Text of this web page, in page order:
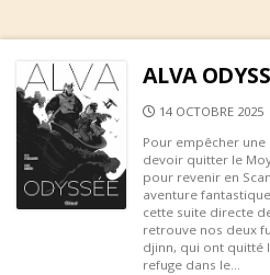
ALVA
PUBLISHED
14 OCTOBRE 2025
Pour empêcher
devoir quitter le
pour revenir en
aventure
cette suite directe
retrouve nos deux
djinn, qui ont quitté
refuge dans le...